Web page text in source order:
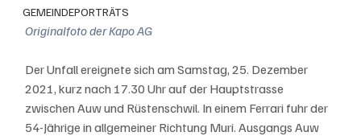
GEMEINDEPORTRÄTS
Originalfoto der Kapo AG
Der Unfall ereignete sich am Samstag, 25. Dezember
2021, kurz nach 17.30 Uhr auf der Hauptstrasse
zwischen Auw und Rüstenschwil. In einem Ferrari fuhr der
54-Jährige in allgemeiner Richtung Muri. Ausgangs Auw